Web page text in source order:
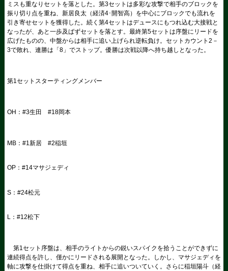
ミスも重なりセットを落とした。第3セットは多彩な攻撃で相手のブロックを
振り切り点を重ね、新居良太（経済4･開智高）を中心にブロックでも流れを
引き寄せセットを獲得した。続く第4セットはデュースにもつれ込む大接戦と
なったが、あと一歩及ばずセットを落とす。最終第5セットは序盤にリードを
広げたものの、中盤からは相手に追い上げられ逆転負け。セットカウント2－
3で敗れ、連勝は「8」でストップ。優勝は次戦以降へ持ち越しとなった。
第1セットスターティングメンバー
OH：#3生田 #18岡本
MB：#1新居 #2稲垣
OP：#14マサジェディ
S：#24松元
L：#12松下
第1セット序盤は、相手のライトからの鋭いスパイクを拾うことができずに
連続得点を許し、僅かにリードされる展開となった。しかし、マサジェディを
軸に攻撃を仕掛けて得点を重ね、相手に追いついていく。さらに稲垣陽斗（経